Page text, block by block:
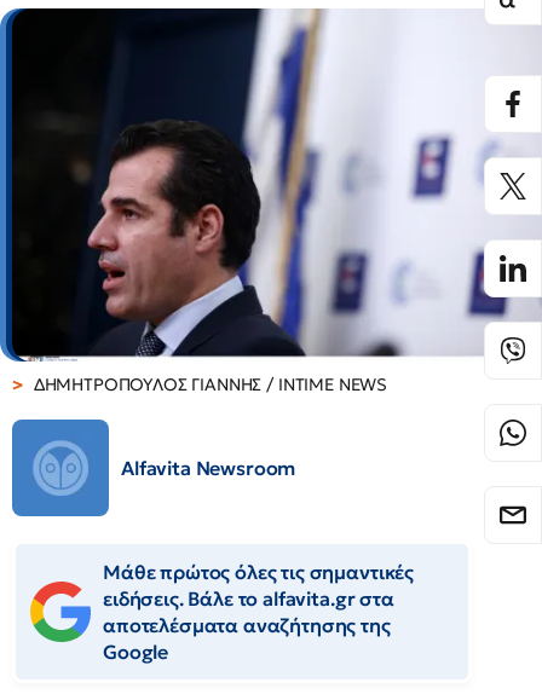
ΔΗΜΗΤΡΟΠΟΥΛΟΣ ΓΙΑΝΝΗΣ / INTIME NEWS
Alfavita Newsroom
Μάθε πρώτος όλες τις σημαντικές
ειδήσεις. Βάλε το alfavita.gr στα
αποτελέσματα αναζήτησης της
Google